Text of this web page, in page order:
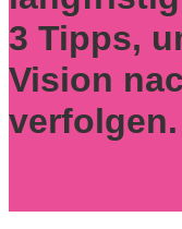
3 Tipps,
Vision
verfolgen.